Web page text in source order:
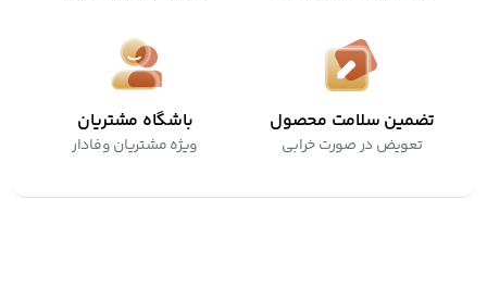
تضمین سلامت محصول
تعویض در صورت خرابی
باشگاه مشتریان
ویژه مشتریان وفادار